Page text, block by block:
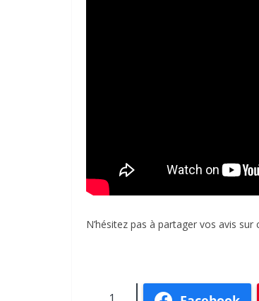
N’hésitez pas à partager vos avis